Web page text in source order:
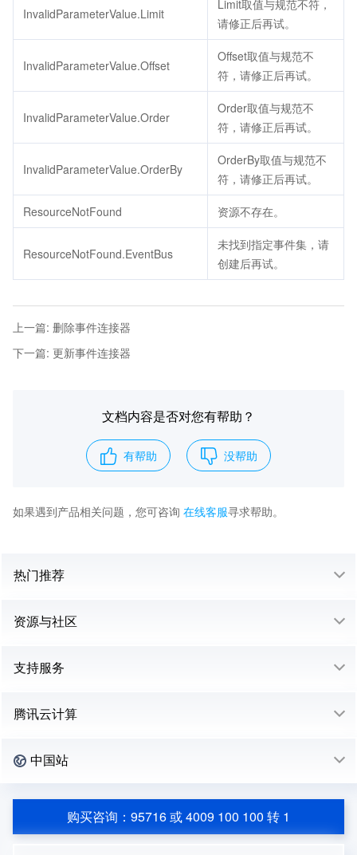
InvalidParameterValue.Limit
Limit取值与规范不符，
请修正后再试。
InvalidParameterValue.Offset
Offset取值与规范不
符，请修正后再试。
InvalidParameterValue.Order
Order取值与规范不
符，请修正后再试。
InvalidParameterValue.OrderBy
OrderBy取值与规范不
符，请修正后再试。
ResourceNotFound 资源不存在。
ResourceNotFound.EventBus
未找到指定事件集，请
创建后再试。
上一篇: 删除事件连接器
下一篇: 更新事件连接器
文档内容是否对您有帮助？
有帮助 没帮助
如果遇到产品相关问题，您可咨询 在线客服寻求帮助。
热门推荐
资源与社区
支持服务
腾讯云计算
中国站
购买咨询：95716 或 4009 100 100 转 1